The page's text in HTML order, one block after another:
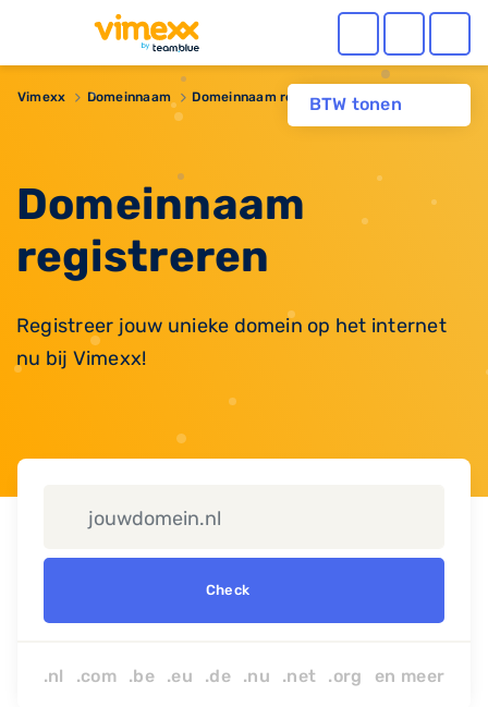
BTW tonen
Vimexx Domeinnaam Domeinnaam registreren
Domeinnaam
registreren
Registreer jouw unieke domein op het internet
nu bij Vimexx!
Check
.nl .com .be .eu .de .nu .net .org en meer